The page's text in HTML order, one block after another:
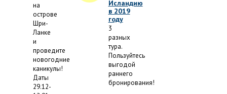
на
острове
Шри-
Ланке
и
проведите
новогодние
каникулы!
Даты
29.12-
Исландию
в 2019
году
3
разных
тура.
Пользуйтесь
выгодой
раннего
бронирования!